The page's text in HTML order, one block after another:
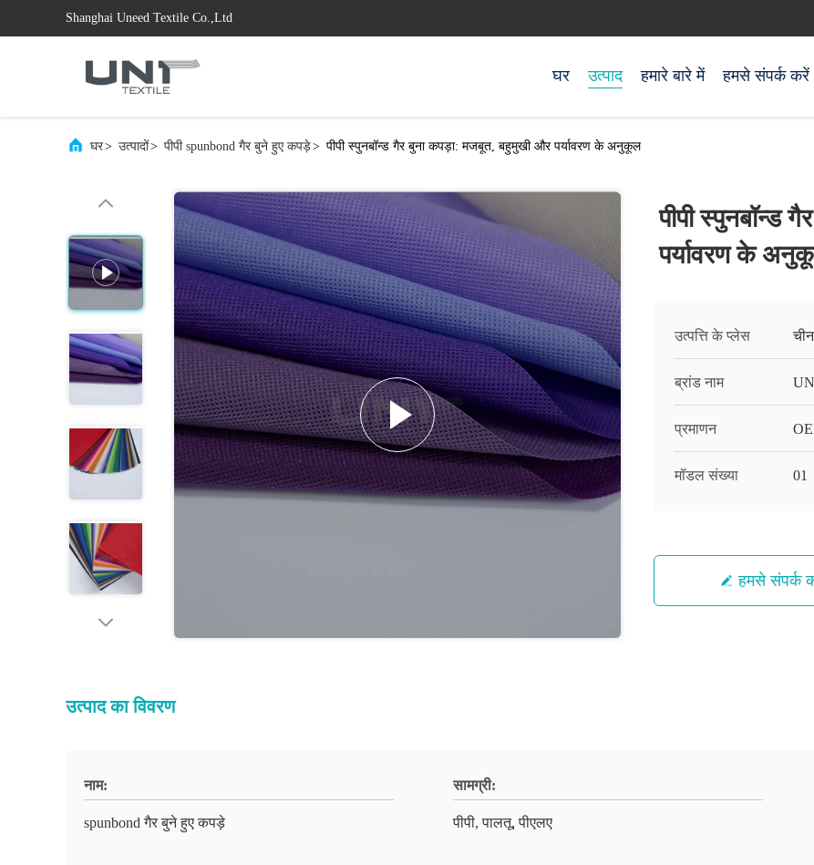
Shanghai Uneed Textile Co.,Ltd
घर उत्पाद हमारे बारे में हमसे संपर्क करें
घर> उत्पादों> पीपी spunbond गैर बुने हुए कपड़े> पीपी स्पुनबॉन्ड गैर बुना कपड़ा: मजबूत, बहुमुखी और पर्यावरण के अनुकूल
पीपी स्पुनबॉन्ड
पर्यावरण के
उत्पत्ति के प्लेस चीन
ब्रांड नाम
प्रमाणन
मॉडल संख्या 01
हमसे संपर्क
उत्पाद का विवरण
नाम:
spunbond गैर बुने हुए कपड़े
सामग्री:
पीपी, पालतू, पीएलए